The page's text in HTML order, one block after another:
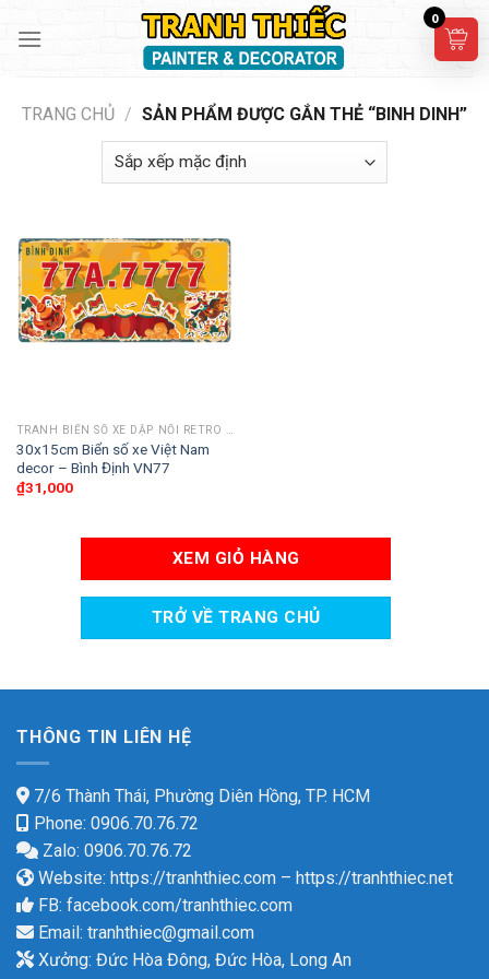
TRANG CHỦ / SẢN PHẨM ĐƯỢC GẮN THẺ “BINH DINH”
30x15cm Biển số xe Việt Nam
decor – Bình Định VN77
₫31,000
XEM GIỎ HÀNG
TRỞ VỀ TRANG CHỦ
THÔNG TIN LIÊN HỆ
7/6 Thành Thái, Phường Diên Hồng, TP. HCM
Phone: 0906.70.76.72
Zalo: 0906.70.76.72
Website: https://tranhthiec.com – https://tranhthiec.net
FB: facebook.com/tranhthiec.com
Email: tranhthiec@gmail.com
Xưởng: Đức Hòa Đông, Đức Hòa, Long An
0